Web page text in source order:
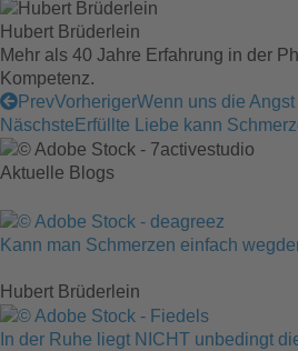
Hubert Brüderlein
Mehr als 40 Jahre Erfahrung in der
Kompetenz.
PrevVorherigerWenn uns die
Näschste Erfüllte Liebe kann
Aktuelle Blogs
Kann man Schmerzen einfach
Hubert Brüderlein
In der Ruhe liegt NICHT unbedingt